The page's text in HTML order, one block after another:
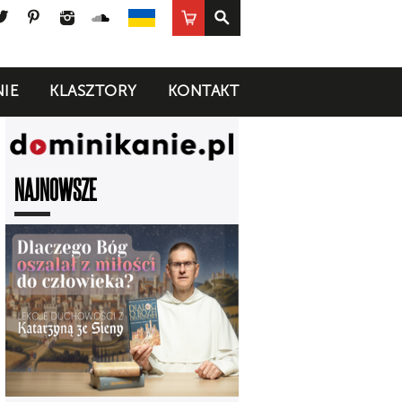
TwitterPinterestInstagramSoundCloud
UA
Sklep
KONTAKT
KLASZTORY
NAJNOWSZE